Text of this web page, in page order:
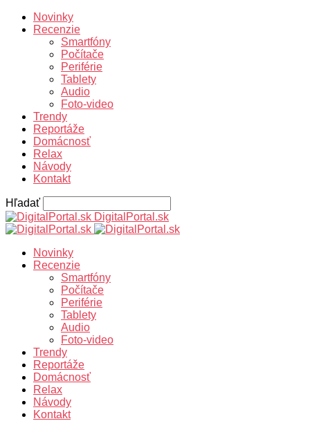
Novinky
Recenzie
Smartfóny
Počítače
Periférie
Tablety
Audio
Foto-video
Trendy
Reportáže
Domácnosť
Relax
Návody
Kontakt
Hľadať
DigitalPortal.sk
Novinky
Recenzie
Smartfóny
Počítače
Periférie
Tablety
Audio
Foto-video
Trendy
Reportáže
Domácnosť
Relax
Návody
Kontakt